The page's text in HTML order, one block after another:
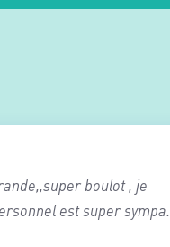
boulot , je
est super sympa.